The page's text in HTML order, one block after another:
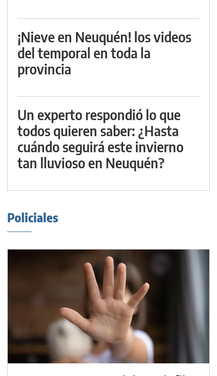
¡Nieve en Neuquén! los videos
del temporal en toda la
provincia
Un experto respondió lo que
todos quieren saber: ¿Hasta
cuándo seguirá este invierno
tan lluvioso en Neuquén?
Policiales